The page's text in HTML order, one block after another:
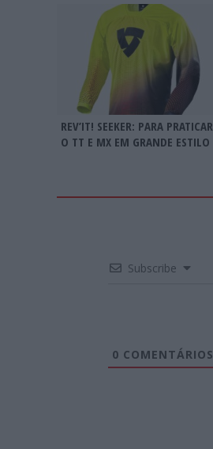
REV’IT! SEEKER: PARA PRATICAR
O TT E MX EM GRANDE ESTILO
Subscribe
0 COMENTÁRIOS